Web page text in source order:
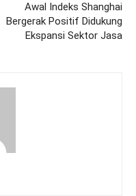
Awal Indeks Shanghai
Bergerak Positif Didukung
Ekspansi Sektor Jasa